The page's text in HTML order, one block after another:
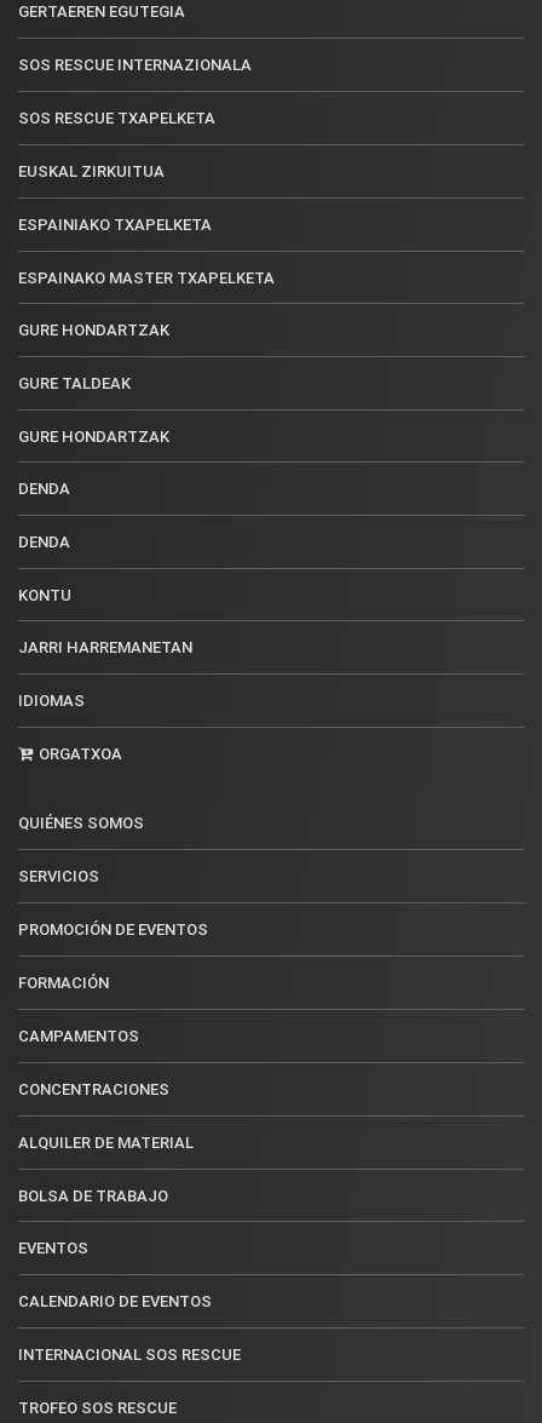
GERTAEREN EGUTEGIA
SOS RESCUE INTERNAZIONALA
SOS RESCUE TXAPELKETA
EUSKAL ZIRKUITUA
ESPAINIAKO TXAPELKETA
ESPAINAKO MASTER TXAPELKETA
GURE HONDARTZAK
GURE TALDEAK
GURE HONDARTZAK
DENDA
DENDA
KONTU
JARRI HARREMANETAN
IDIOMAS
ORGATXOA
QUIÉNES SOMOS
SERVICIOS
PROMOCIÓN DE EVENTOS
FORMACIÓN
CAMPAMENTOS
CONCENTRACIONES
ALQUILER DE MATERIAL
BOLSA DE TRABAJO
EVENTOS
CALENDARIO DE EVENTOS
INTERNACIONAL SOS RESCUE
TROFEO SOS RESCUE